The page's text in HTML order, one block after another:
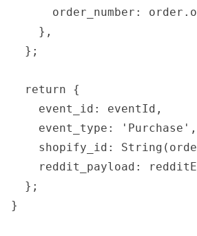
order_number:
    },
  };
  return {
    event_id: eventId,
    event_type: 'Purchase',
shopify_id:
reddit_payload:
  };
}